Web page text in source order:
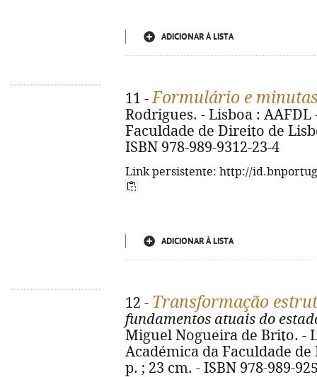
ADICIONAR À LISTA
11 -Formulário e
Rodrigues. - Lisboa :
Faculdade de Direito de
ISBN 978-989-9312-23-4
Link persistente: http://
ADICIONAR À LISTA
12 - Transformação
fundamentos atuais do
Miguel Nogueira de Brito. -
Académica da Faculdade
p. ; 23 cm. - ISBN 978-989-